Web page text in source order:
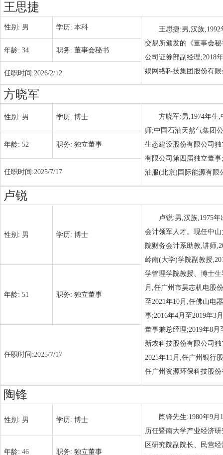
王思捷
性别: 男 学历: 本科
王思捷:男,汉族
交易所颁发的《董事会
公司证券部副经理;2018
娱网络科技集团股份有
年龄: 34 职务: 董事会秘书
任职时间:2026/2/12
方晓军
性别: 男 学历: 博士
方晓军:男,1974年生
师;中国石油天然气集团
生态建设股份有限公司
有限公司第四届独立董
油服(北京)国际能源有限
年龄: 52 职务: 独立董事
任职时间:2025/7/17
卢锐
性别: 男 学历: 博士
卢锐:男,汉族,1975
会计领军人才。现任中
院财务会计系助教,讲师
岭南(大学)学院副教授
学管理学院教授、博士生
月,任广州市昊志机电股
至2021年10月,任佛山电
事;2016年4月至2019年3
董事兼总经理;2019年8
新农科技股份有限公司
2025年11月,任广州银行
任广州资源环保科技股
年龄: 51 职务: 独立董事
任职时间:2025/7/17
陶锋
性别: 男 学历: 博士
陶锋先生:1980年9
历任暨南大学产业经济
区研究院副院长、民营
年龄: 46 职务: 独立董事